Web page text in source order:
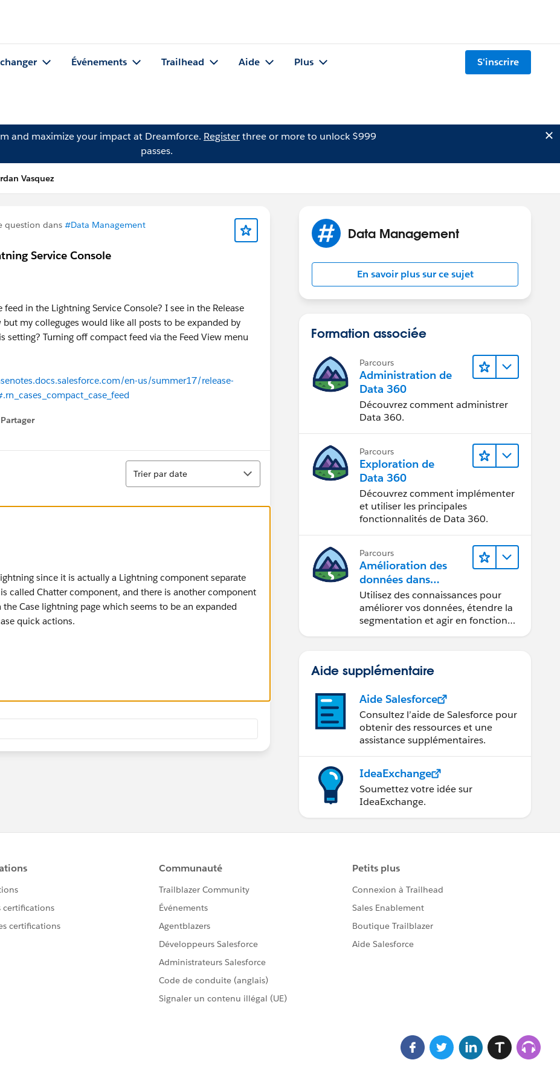
Événements Trailhead Aide Plus S'inscrire
and maximize your impact at Dreamforce. Registerthree or more to unlock $999
passes.
Vasquez
question dans #Data Management
Service Console
in the Lightning Service Console? I see in the Release
my colleguges would like all posts to be expanded by
setting? Turning off compact feed via the Feed View menu
en-us/summer17/release-
Partager
menu
Tri
Trier par date
since it is actually a Lightning component separate
called Chatter component, and there is another component
Case lightning page which seems to be an expanded
quick actions.
Data Management
En savoir plus sur ce sujet
Formation associée
Parcours
Administration de
Data 360
Découvrez comment administrer
Data 360.
Parcours
Exploration de
Data 360
Découvrez comment implémenter
et utiliser les principales
fonctionnalités de Data 360.
Parcours
Amélioration des
données dans
Data 360
Utilisez des connaissances pour
améliorer vos données, étendre la
segmentation et agir en fonction
Aide supplémentaire
Aide Salesforce
Consultez l’aide de Salesforce pour
obtenir des ressources et une
assistance supplémentaires.
IdeaExchange
Soumettez votre idée sur
IdeaExchange.